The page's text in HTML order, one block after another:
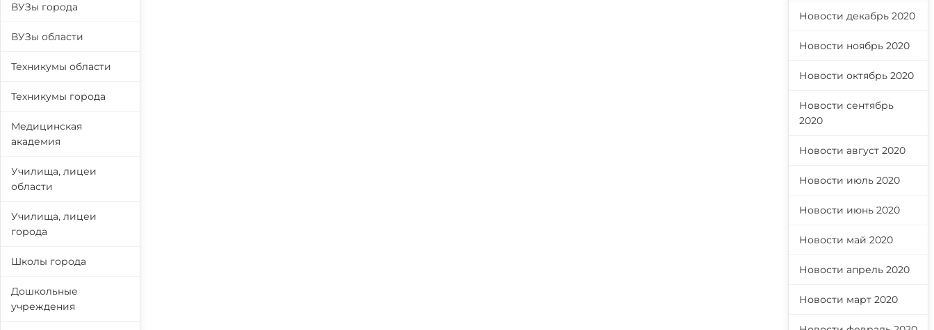
ВУЗы города
ВУЗы области
Техникумы области
Техникумы города
Медицинская
академия
Училища, лицеи
области
Училища, лицеи
города
Школы города
Дошкольные
учреждения
Новости декабрь 2020
Новости ноябрь 2020
Новости октябрь 2020
Новости сентябрь
2020
Новости август 2020
Новости июль 2020
Новости июнь 2020
Новости май 2020
Новости апрель 2020
Новости март 2020